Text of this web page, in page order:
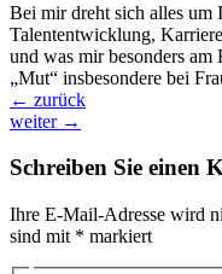
Bei mir dreht sich alles um
Talententwicklung,
und was mir besonders am
„Mut“ insbesondere bei
← zurück
weiter →
Schreiben Sie einen
Ihre E-Mail-Adresse wird
sind mit * markiert